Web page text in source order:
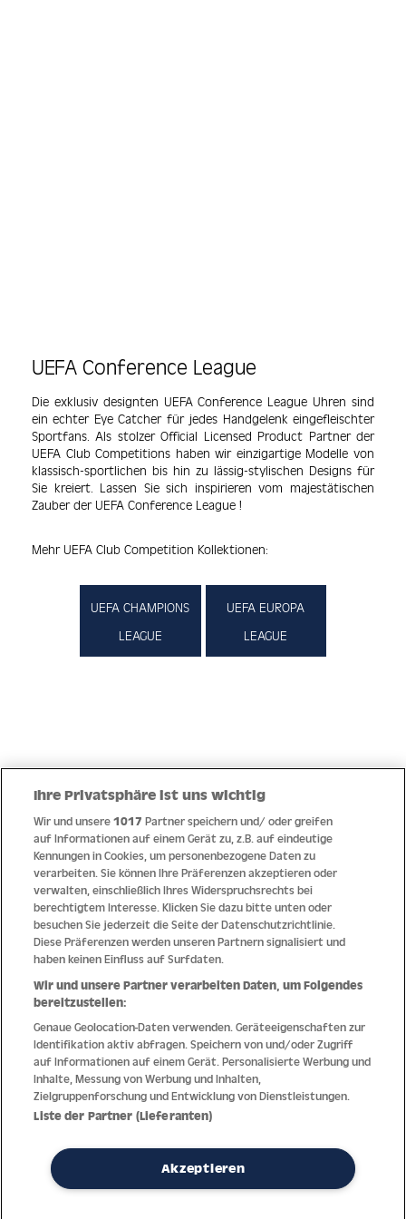
UEFA Conference League
Die exklusiv designten UEFA Conference League Uhren sind
ein echter Eye Catcher für jedes Handgelenk eingefleischter
Sportfans. Als stolzer Official Licensed Product Partner der
UEFA Club Competitions haben wir einzigartige Modelle von
klassisch-sportlichen bis hin zu lässig-stylischen Designs für
Sie kreiert. Lassen Sie sich inspirieren vom majestätischen
Zauber der UEFA Conference League !
Mehr UEFA Club Competition Kollektionen:
UEFA CHAMPIONS
LEAGUE
UEFA EUROPA
LEAGUE
The word(s) UEFA, CONFERENCE LEAGUE, the UEFA logo and all other UEFA
property, registered trade marks, designs and/or Copyright of UEFA. All
rights reserved.
Quick Links
Hilfe
Socials
Zahlungsmethoden
Aus Österreich in die Welt
Ihre Privatsphäre ist uns wichtig
Wir und unsere1017 Partner speichern und/ oder greifen
auf Informationen auf einem Gerät zu, z.B. auf eindeutige
Kennungen in Cookies, um personenbezogene Daten zu
verarbeiten. Sie können Ihre Präferenzen akzeptieren oder
verwalten, einschließlich Ihres Widerspruchsrechts bei
berechtigtem Interesse. Klicken Sie dazu bitte unten oder
besuchen Sie jederzeit die Seite der Datenschutzrichtlinie.
Diese Präferenzen werden unseren Partnern signalisiert und
haben keinen Einfluss auf Surfdaten.
Wir und unsere Partner verarbeiten Daten, um Folgendes
bereitzustellen:
Genaue Geolocation-Daten verwenden. Geräteeigenschaften zur
Identifikation aktiv abfragen. Speichern von und/oder Zugriff
auf Informationen auf einem Gerät. Personalisierte Werbung und
Inhalte, Messung von Werbung und Inhalten,
Zielgruppenforschung und Entwicklung von Dienstleistungen.
Liste der Partner (Lieferanten)
Akzeptieren